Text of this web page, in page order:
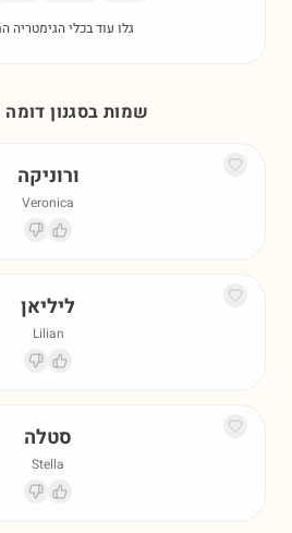
גלו עוד בכלי
שמות בסגנון דומה
ורוניקה
Veronica
ליליאן
Lilian
סטלה
Stella